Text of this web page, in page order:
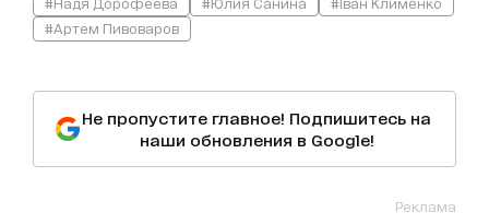
#Артем Пивоваров
Не пропустите главное! Подпишитесь на
наши обновления в Google!
Реклама